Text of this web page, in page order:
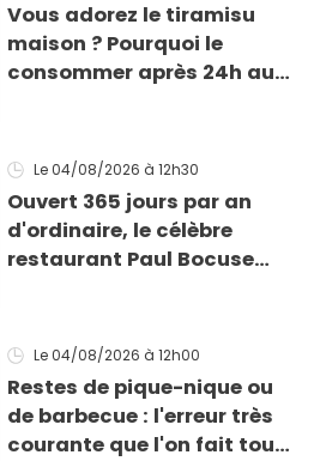
Vous adorez le tiramisu
maison ? Pourquoi le
consommer après 24h au
Le 04/08/2026 à 12h30
Ouvert 365 jours par an
d'ordinaire, le célèbre
restaurant Paul Bocuse
Le 04/08/2026 à 12h00
Restes de pique-nique ou
de barbecue : l'erreur très
courante que l'on fait tous